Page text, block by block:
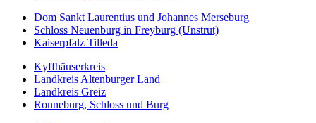
Dom Sankt Laurentius und Johannes Merseburg
Schloss Neuenburg in Freyburg (Unstrut)
Kaiserpfalz Tilleda
Kyffhäuserkreis
Landkreis Altenburger Land
Landkreis Greiz
Ronneburg, Schloss und Burg